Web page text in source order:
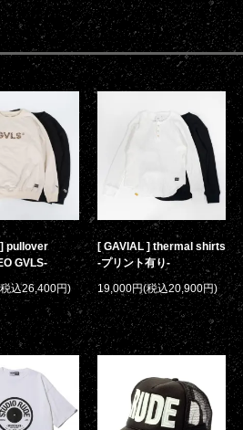
pullover
GVLS-
込26,400円)
[ GAVIAL ] thermal shirts
-プリント有り-
19,000円(税込20,900円)